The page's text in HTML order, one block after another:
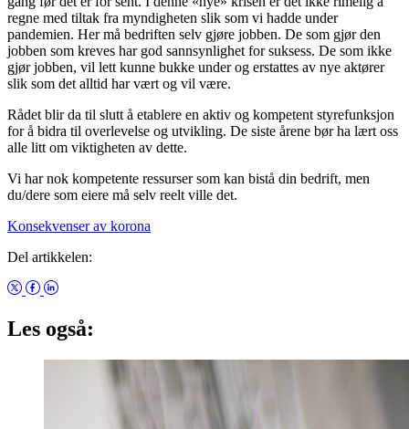
regne med tiltak fra myndigheten slik som vi hadde under
pandemien. Her må bedriften selv gjøre jobben. De som gjør den
jobben som kreves har god sannsynlighet for suksess. De som ikke
gjør jobben, vil lett kunne bukke under og erstattes av nye aktører
slik som det alltid har vært og vil være.
Rådet blir da til slutt å etablere en aktiv og kompetent styrefunksjon
for å bidra til overlevelse og utvikling. De siste årene bør ha lært oss
alle litt om viktigheten av dette.
Vi har nok kompetente ressurser som kan bistå din bedrift, men
du/dere som eiere må selv reelt ville det.
Konsekvenser av korona
Del artikkelen:
Les også: